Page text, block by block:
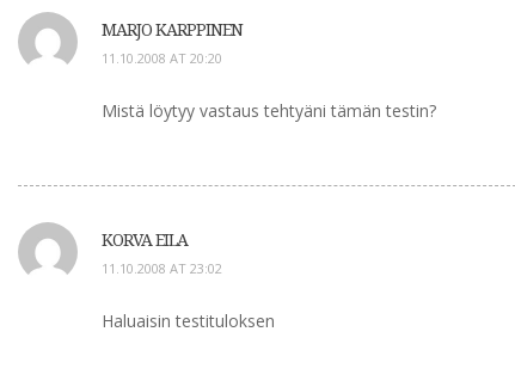
MARJO KARPPINEN
11.10.2008 AT 20:20
Mistä löytyy vastaus tehtyäni tämän testin?
KORVA EILA
11.10.2008 AT 23:02
Haluaisin testituloksen